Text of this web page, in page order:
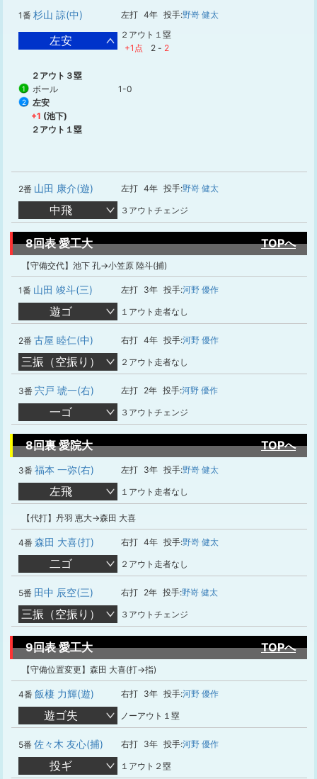
1番 杉山 諒(中) 左打 4年 投手:野嵜 健太
左安
２アウト１塁
+1点
2 - 2
２アウト３塁
1 ボール 1-0
2
左安
+1 (池下)
２アウト１塁
2番 山田 康介(遊) 左打 4年 投手:野嵜 健太
中飛 ３アウトチェンジ
8回表 愛工大 TOPへ
【守備交代】池下 孔→小笠原 陸斗(捕)
1番 山田 竣斗(三) 左打 3年 投手:河野 優作
遊ゴ １アウト走者なし
2番 古屋 睦仁(中) 右打 4年 投手:河野 優作
三振（空振り） ２アウト走者なし
3番 宍戸 琥一(右) 左打 2年 投手:河野 優作
一ゴ ３アウトチェンジ
8回裏 愛院大 TOPへ
3番 福本 一弥(右) 左打 3年 投手:野嵜 健太
左飛 １アウト走者なし
【代打】丹羽 恵大→森田 大喜
4番 森田 大喜(打) 右打 4年 投手:野嵜 健太
二ゴ ２アウト走者なし
5番 田中 辰空(三) 右打 2年 投手:野嵜 健太
三振（空振り） ３アウトチェンジ
9回表 愛工大 TOPへ
【守備位置変更】森田 大喜(打→指)
4番 飯棲 力輝(遊) 右打 3年 投手:河野 優作
遊ゴ失 ノーアウト１塁
5番 佐々木 友心(捕) 右打 3年 投手:河野 優作
投ギ １アウト２塁